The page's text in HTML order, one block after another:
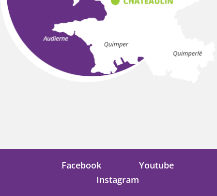
Facebook
Youtube
Instagram